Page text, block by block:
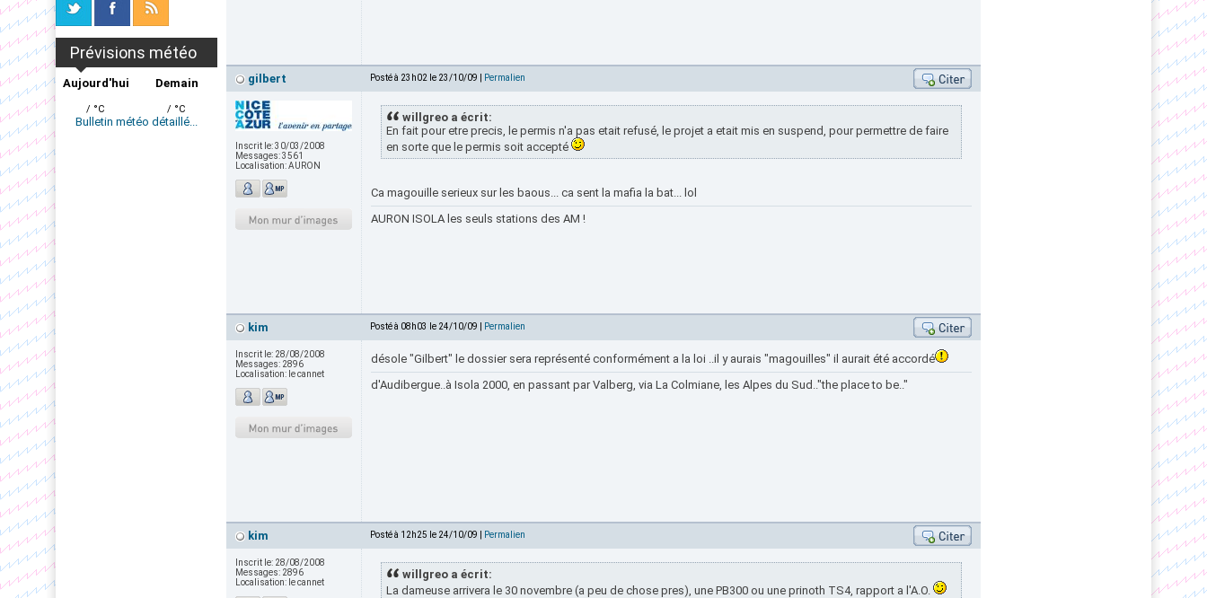
Prévisions météo
Aujourd'hui
/ °C
Demain
/ °C
Bulletin météo détaillé...
gilbert Posté à 23h02 le 23/10/09 | Permalien
Inscrit le:30/03/2008
Messages:3561
Localisation:AURON
willgreo a écrit:
En fait pour etre precis, le permis n'a pas etait refusé, le projet a etait mis en suspend, pour permettre de faire
en sorte que le permis soit accepté
Ca magouille serieux sur les baous... ca sent la mafia la bat... lol
AURON ISOLA les seuls stations des AM !
kim Posté à 08h03 le 24/10/09 | Permalien
Inscrit le: 28/08/2008
Messages: 2896
Localisation: le cannet
désole "Gilbert" le dossier sera représenté conformément a la loi ..il y aurais "magouilles" il aurait été accordé
d'Audibergue..à Isola 2000, en passant par Valberg, via La Colmiane, les Alpes du Sud.."the place to be.."
kim Posté à 12h25 le 24/10/09 | Permalien
Inscrit le: 28/08/2008
Messages: 2896
Localisation: le cannet
willgreo a écrit:
La dameuse arrivera le 30 novembre (a peu de chose pres), une PB300 ou une prinoth TS4, rapport a l'A.O.